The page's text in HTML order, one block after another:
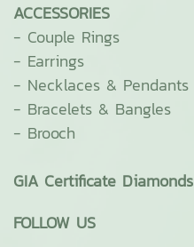
ACCESSORIES
- Couple Rings
- Earrings
- Necklaces & Pendants
- Bracelets & Bangles
- Brooch
GIA Certificate Diamonds
FOLLOW US